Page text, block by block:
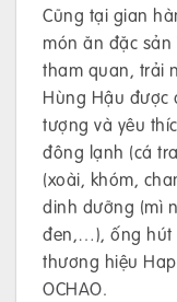
Cũng tại gian
món ăn đặc
tham quan, trải
Hùng Hậu được
tượng và yêu
đông lạnh (cá
(xoài, khóm,
dinh dưỡng (mì
đen,…), ống hút
thương hiệu
OCHAO.